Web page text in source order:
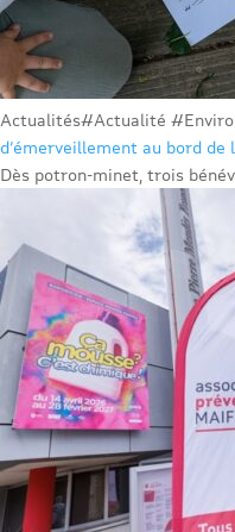
Actualités#Actualité
d’émerveillement au bord de
Dès potron-minet, trois